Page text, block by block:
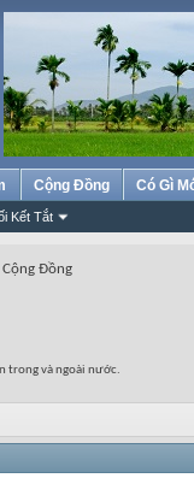
Kết Tắt
Cộng Đồng Có Gì
Cộng Đồng
trong và ngoài nước.